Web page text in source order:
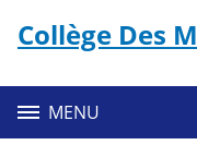
Menu de la rubrique
Contenu
Collège Des
MENU